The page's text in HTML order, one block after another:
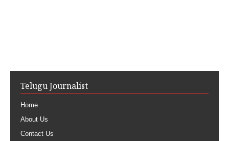
Telugu Journalist
Home
About Us
Contact Us